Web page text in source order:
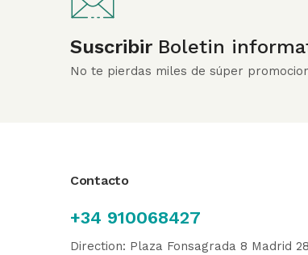
Suscribir Boletin
No te pierdas miles de súper
Contacto
+34 910068427
Direction: Plaza Fonsagrada 8 Madrid